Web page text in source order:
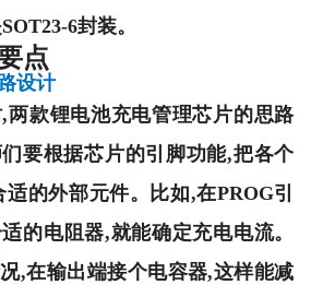
6封装。
点
设计
,两款锂电池充电管理芯片的思路
要根据芯片的引脚功能,把各个
的外部元件。比如,在PROG引
的电阻器,就能确定充电电流。
,在输出端接个电容器,这样能减